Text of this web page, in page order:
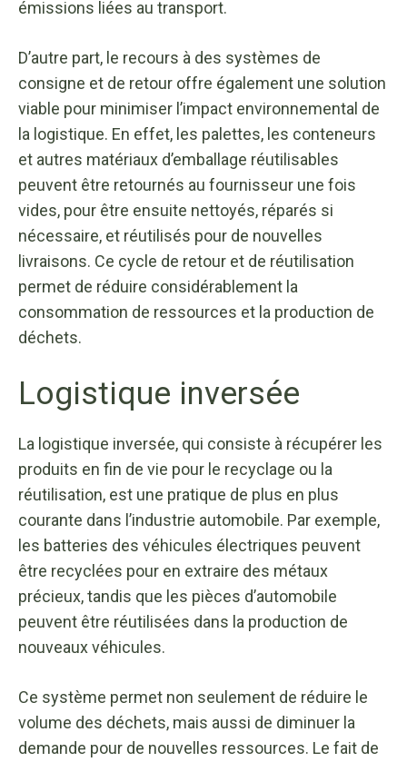
émissions liées au transport.
D’autre part, le recours à des systèmes de
consigne et de retour offre également une solution
viable pour minimiser l’impact environnemental de
la logistique. En effet, les palettes, les conteneurs
et autres matériaux d’emballage réutilisables
peuvent être retournés au fournisseur une fois
vides, pour être ensuite nettoyés, réparés si
nécessaire, et réutilisés pour de nouvelles
livraisons. Ce cycle de retour et de réutilisation
permet de réduire considérablement la
consommation de ressources et la production de
déchets.
Logistique inversée
La logistique inversée, qui consiste à récupérer les
produits en fin de vie pour le recyclage ou la
réutilisation, est une pratique de plus en plus
courante dans l’industrie automobile. Par exemple,
les batteries des véhicules électriques peuvent
être recyclées pour en extraire des métaux
précieux, tandis que les pièces d’automobile
peuvent être réutilisées dans la production de
nouveaux véhicules.
Ce système permet non seulement de réduire le
volume des déchets, mais aussi de diminuer la
demande pour de nouvelles ressources. Le fait de